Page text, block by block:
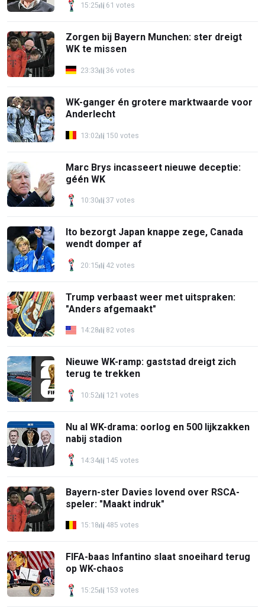
15:25 61 votes
Zorgen bij Bayern Munchen: ster dreigt
WK te missen
23:33 36 votes
WK-ganger én grotere marktwaarde voor
Anderlecht
13:02 150 votes
Marc Brys incasseert nieuwe deceptie:
géén WK
10:30 37 votes
Ito bezorgt Japan knappe zege, Canada
wendt domper af
20:15 42 votes
Trump verbaast weer met uitspraken:
"Anders afgemaakt"
14:28 82 votes
Nieuwe WK-ramp: gaststad dreigt zich
terug te trekken
10:52 121 votes
Nu al WK-drama: oorlog en 500 lijkzakken
nabij stadion
14:34 145 votes
Bayern-ster Davies lovend over RSCA-
speler: "Maakt indruk"
15:18 485 votes
FIFA-baas Infantino slaat snoeihard terug
op WK-chaos
15:25 153 votes